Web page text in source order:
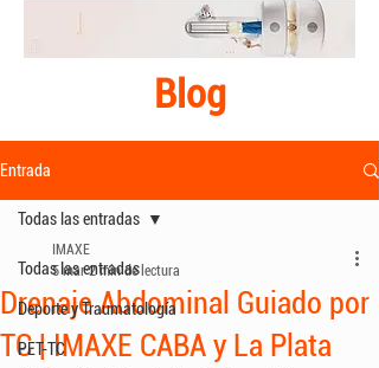
Blog
Entrada
Todas las entradas
Deporte y Traumatología
PET-TC
Todas las entradas
Drenaje Abdominal Guiado por
TC | IMAXE CABA y La Plata
IMAXE
5 mar 2 min de lectura